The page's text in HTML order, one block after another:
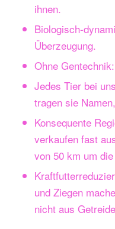
ihnen.
Biologisch-
Überzeugung.
Ohne
Jedes Tier bei
tragen sie
Konsequente
verkaufen fast
von 50 km um
und Ziegen
nicht aus